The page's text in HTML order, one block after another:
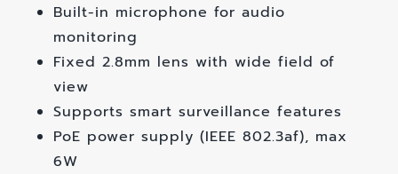
Built-in microphone for audio
monitoring
Fixed 2.8mm lens with wide field of
view
Supports smart surveillance features
PoE power supply (IEEE 802.3af), max
6W